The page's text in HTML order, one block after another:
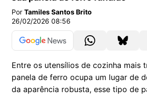
Por Tamiles Santos Brito
26/02/2026 08:56
Entre os utensílios de cozinha mais
panela de ferro ocupa um lugar de
da aparência robusta, esse tipo de